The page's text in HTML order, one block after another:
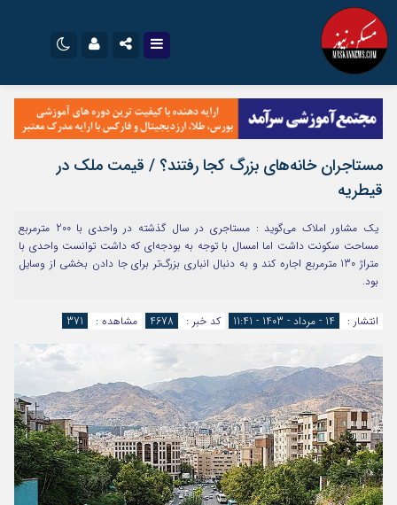
اینستاگرام
تلگرام
سروش
ایتا
آپارات
اپلیکیشن
نام کاربری یا نشانی ایمیل
رمز عبور
مرا به خاطر بسپار
مستاجران خانه‌های بزرگ کجا رفتند؟​ / قیمت ملک در
قیطریه
یک مشاور املاک می‌گوید : مستاجری در سال گذشته در واحدی با 200 مترمربع
مساحت سکونت داشت اما امسال با توجه به بودجه‌ای که داشت توانست واحدی با
متراژ 130 مترمربع اجاره کند و به دنبال انباری بزرگ‌تر برای جا دادن بخشی از وسایل
بود.
انتشار : 14 - مرداد - 1403 - 11:41 کد خبر : 4678 مشاهده : 371